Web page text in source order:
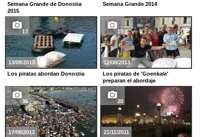
Semana Grande de Donostia
2015
Semana Grande 2014
17
13/08/2013
Los piratas abordan Donostia
10
12/08/2013
Los piratas de 'Goenkale'
preparan el abordaje
36
17/08/2012
20
21/11/2011